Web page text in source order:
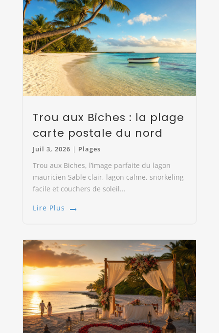
Trou aux Biches : la plage
carte postale du nord
Juil 3, 2026 | Plages
Trou aux Biches, l’image parfaite du lagon
mauricien Sable clair, lagon calme, snorkeling
facile et couchers de soleil...
Lire Plus